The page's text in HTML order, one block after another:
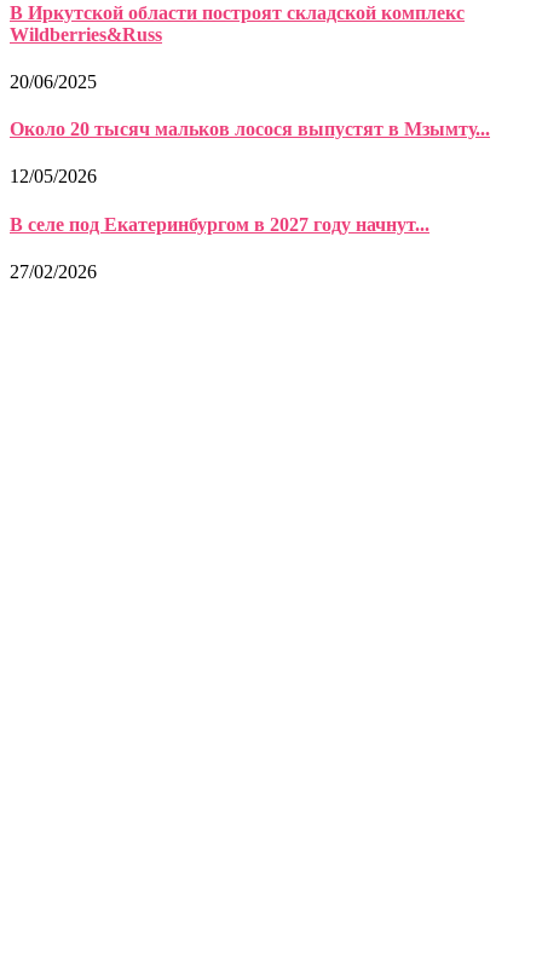
В Иркутской области построят складской комплекс
Wildberries&Russ
20/06/2025
Около 20 тысяч мальков лосося выпустят в Мзымту...
12/05/2026
В селе под Екатеринбургом в 2027 году начнут...
27/02/2026